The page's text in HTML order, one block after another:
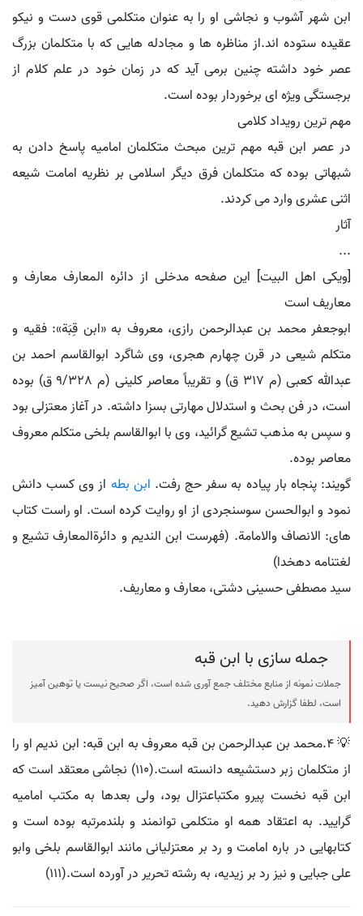
ابن شهر آشوب و نجاشی او را به عنوان متکلمی قوی دست و نیکو
عقیده ستوده اند.از مناظره ها و مجادله هایی که با متکلمان بزرگ
عصر خود داشته چنین برمی آید که در زمان خود در علم کلام از
برجستگی ویژه ای برخوردار بوده است.
مهم ترین رویداد کلامی
در عصر ابن قبه مهم ترین مبحث متکلمان امامیه پاسخ دادن به
شبهاتی بوده که متکلمان فرق دیگر اسلامی بر نظریه امامت شیعه
اثنی عشری وارد می کردند.
آثار
...
[ویکی اهل البیت] این صفحه مدخلی از دائره المعارف معارف و
معاریف است
ابوجعفر محمد بن عبدالرحمن رازی، معروف به «ابن قِبَة»: فقیه و
متکلم شیعی در قرن چهارم هجری، وی شاگرد ابوالقاسم احمد بن
عبدالله کعبی (م 317 ق) و تقریباً معاصر کلینی (م 9/328 ق) بوده
است، در فن بحث و استدلال مهارتی بسزا داشته. در آغاز معتزلی بود
و سپس به مذهب تشیع گرائید، وی با ابوالقاسم بلخی متکلم معروف
معاصر بوده.
گویند: پنجاه بار پیاده به سفر حج رفت. ابن بطه از وی کسب دانش
نمود و ابوالحسن سوسنجردی از او روایت کرده است. او راست کتاب
های: الانصاف والامامة. (فهرست ابن الندیم و دائرةالمعارف تشیع و
لغتنامه دهخدا)
سید مصطفی حسینی دشتی، معارف و معاریف.
جمله سازی با ابن قبه
جملات نمونه از منابع مختلف جمع آوری شده است، اگر صحیح نیست یا توهین آمیز
است، لطفا گزارش دهید.
💡 4.محمد بن عبدالرحمن بن قبه معروف به ابن قبه: ابن نديم او را
از متكلمان زبر دستشيعه دانسته است.(110) نجاشى معتقد است كه
ابن قبه نخست پيرو مكتباعتزال بود، ولى بعدها به مكتب اماميه
گراييد. به اعتقاد همه او متكلمى توانمند و بلندمرتبه بوده است و
كتابهايى در باره امامت و رد بر معتزليانى مانند ابوالقاسم بلخى وابو
على جبايى و نيز رد بر زيديه، به رشته تحرير در آورده است.(111)